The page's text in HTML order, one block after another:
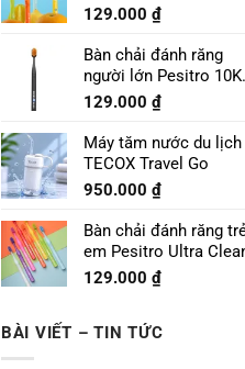
129.000 ₫
Bàn chải đánh răng
người lớn Pesitro 10K
Pro
129.000 ₫
Máy tăm nước du lịch
TECOX Travel Go
950.000 ₫
Bàn chải đánh răng
em Pesitro Ultra
Prime 7680
129.000 ₫
BÀI VIẾT – TIN TỨC